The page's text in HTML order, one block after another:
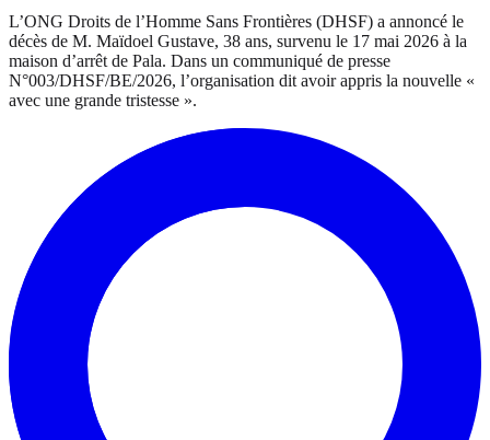
L’ONG Droits de l’Homme Sans Frontières (DHSF) a annoncé le
décès de M. Maïdoel Gustave, 38 ans, survenu le 17 mai 2026 à la
maison d’arrêt de Pala. Dans un communiqué de presse
N°003/DHSF/BE/2026, l’organisation dit avoir appris la nouvelle «
avec une grande tristesse ».